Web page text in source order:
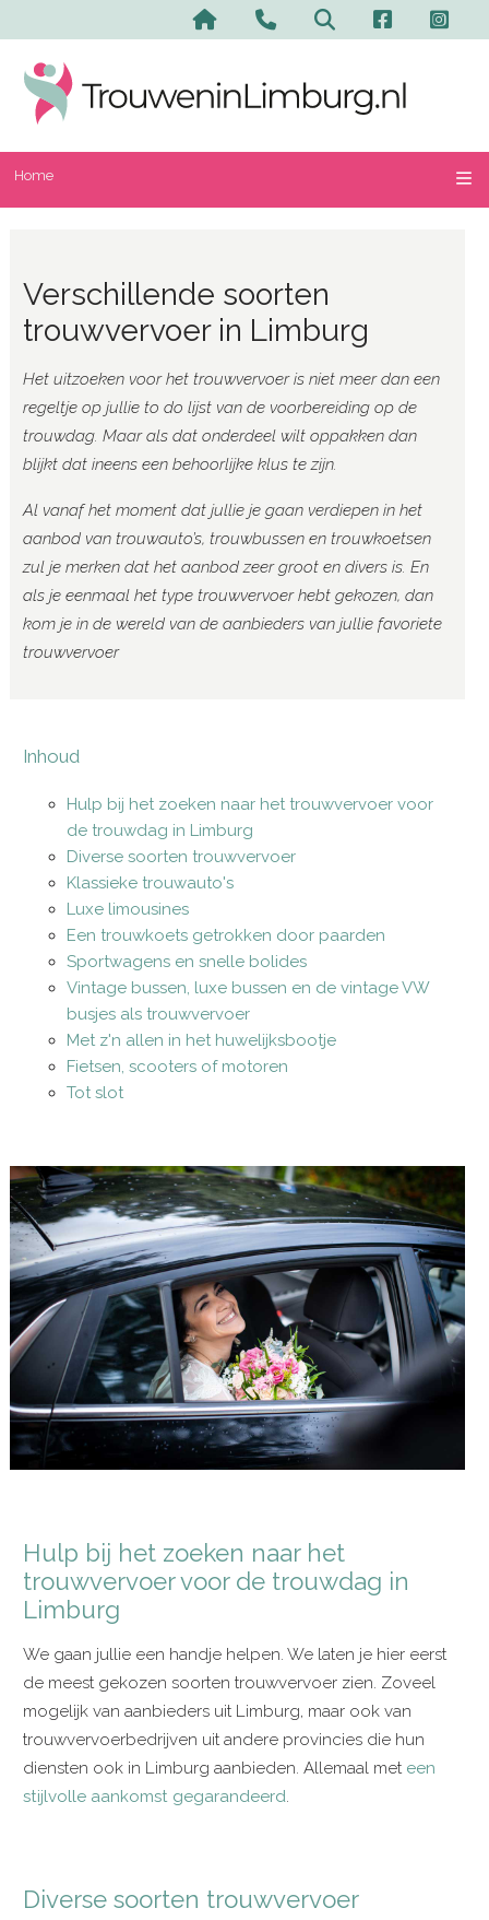
Home
Verschillende soorten
trouwvervoer in Limburg
Het uitzoeken voor het trouwvervoer is niet meer dan een
regeltje op jullie to do lijst van de voorbereiding op de
trouwdag. Maar als dat onderdeel wilt oppakken dan
blijkt dat ineens een behoorlijke klus te zijn.
Al vanaf het moment dat jullie je gaan verdiepen in het
aanbod van trouwauto’s, trouwbussen en trouwkoetsen
zul je merken dat het aanbod zeer groot en divers is. En
als je eenmaal het type trouwvervoer hebt gekozen, dan
kom je in de wereld van de aanbieders van jullie favoriete
trouwvervoer
Inhoud
Hulp bij het zoeken naar het trouwvervoer voor
de trouwdag in Limburg
Diverse soorten trouwvervoer
Klassieke trouwauto's
Luxe limousines
Een trouwkoets getrokken door paarden
Sportwagens en snelle bolides
Vintage bussen, luxe bussen en de vintage VW
busjes als trouwvervoer
Met z'n allen in het huwelijksbootje
Fietsen, scooters of motoren
Tot slot
Hulp bij het zoeken naar het
trouwvervoer voor de trouwdag in
Limburg
We gaan jullie een handje helpen. We laten je hier eerst
de meest gekozen soorten trouwvervoer zien. Zoveel
mogelijk van aanbieders uit Limburg, maar ook van
trouwvervoerbedrijven uit andere provincies die hun
diensten ook in Limburg aanbieden. Allemaal met een
stijlvolle aankomst gegarandeerd.
Diverse soorten trouwvervoer